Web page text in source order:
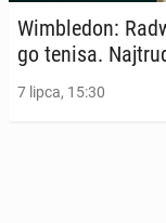
Wim­ble­don:
go tenisa.
7 lipca, 15:30